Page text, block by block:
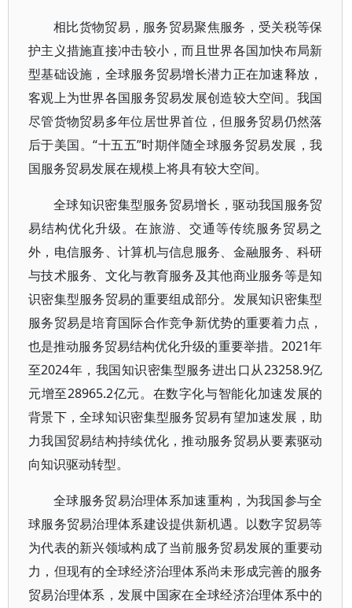
相比货物贸易，服务贸易聚焦服务，受关税等保
护主义措施直接冲击较小，而且世界各国加快布局新
型基础设施，全球服务贸易增长潜力正在加速释放，
客观上为世界各国服务贸易发展创造较大空间。我国
尽管货物贸易多年位居世界首位，但服务贸易仍然落
后于美国。“十五五”时期伴随全球服务贸易发展，我
国服务贸易发展在规模上将具有较大空间。
全球知识密集型服务贸易增长，驱动我国服务贸
易结构优化升级。在旅游、交通等传统服务贸易之
外，电信服务、计算机与信息服务、金融服务、科研
与技术服务、文化与教育服务及其他商业服务等是知
识密集型服务贸易的重要组成部分。发展知识密集型
服务贸易是培育国际合作竞争新优势的重要着力点，
也是推动服务贸易结构优化升级的重要举措。2021年
至2024年，我国知识密集型服务进出口从23258.9亿
元增至28965.2亿元。在数字化与智能化加速发展的
背景下，全球知识密集型服务贸易有望加速发展，助
力我国贸易结构持续优化，推动服务贸易从要素驱动
向知识驱动转型。
全球服务贸易治理体系加速重构，为我国参与全
球服务贸易治理体系建设提供新机遇。以数字贸易等
为代表的新兴领域构成了当前服务贸易发展的重要动
力，但现有的全球经济治理体系尚未形成完善的服务
贸易治理体系，发展中国家在全球经济治理体系中的